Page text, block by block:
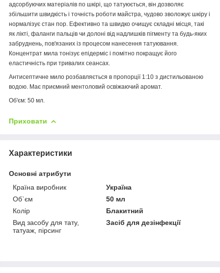
адсорбуючих матеріалів по шкірі, що татуюється, він дозволяє
збільшити швидкість і точність роботи майстра, чудово зволожує шкіру і
нормалізує стан пор. Ефективно та швидко очищує складні місця, такі
як лікті, фаланги пальців чи долоні від надлишків пігменту та будь-яких
забруднень, пов'язаних із процесом нанесення татуювання.
Концентрат мила тонізує епідерміс і помітно покращує його
еластичність при тривалих сеансах.
Антисептичне мило розбавляється в пропорції 1:10 з дистильованою
водою. Має приємний ментоловий освіжаючий аромат.
Об'єм: 50 мл.
Приховати
Характеристики
Основні атрибути
Країна виробник
Україна
Об`єм
50 мл
Колір
Блакитний
Вид засобу для тату,
татуаж, пірсинг
Засіб для дезінфекції